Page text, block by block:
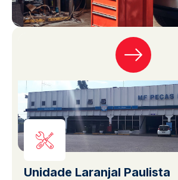
Unidade Laranjal Paulista